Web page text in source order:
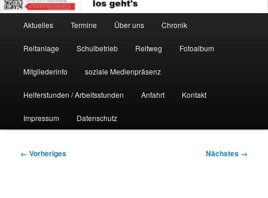
Aktuelles Termine Über uns Chronik
Reitanlage Schulbetrieb Reitweg Fotoalbum
Mitgliederinfo soziale Medienpräsenz
Helferstunden / Arbeitsstunden Anfahrt Kontakt
Impressum Datenschutz
Bilder-
← Vorheriges Nächstes →